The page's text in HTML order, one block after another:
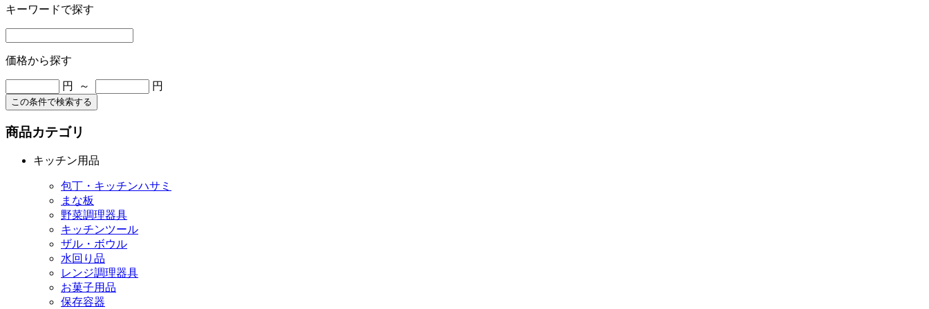
キーワードで探す
価格から探す
円 ～ 円
この条件で検索する
商品カテゴリ
キッチン用品
包丁・キッチンハサミ
まな板
野菜調理器具
キッチンツール
ザル・ボウル
水回り品
レンジ調理器具
お菓子用品
保存容器